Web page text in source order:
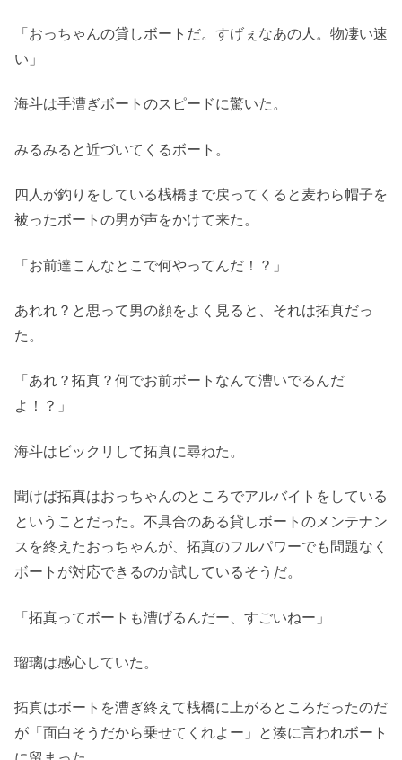
「おっちゃんの貸しボートだ。すげぇなあの人。物凄い速
い」
海斗は手漕ぎボートのスピードに驚いた。
みるみると近づいてくるボート。
四人が釣りをしている桟橋まで戻ってくると麦わら帽子を
被ったボートの男が声をかけて来た。
「お前達こんなとこで何やってんだ！？」
あれれ？と思って男の顔をよく見ると、それは拓真だっ
た。
「あれ？拓真？何でお前ボートなんて漕いでるんだ
よ！？」
海斗はビックリして拓真に尋ねた。
聞けば拓真はおっちゃんのところでアルバイトをしている
ということだった。不具合のある貸しボートのメンテナン
スを終えたおっちゃんが、拓真のフルパワーでも問題なく
ボートが対応できるのか試しているそうだ。
「拓真ってボートも漕げるんだー、すごいねー」
瑠璃は感心していた。
拓真はボートを漕ぎ終えて桟橋に上がるところだったのだ
が「面白そうだから乗せてくれよー」と湊に言われボート